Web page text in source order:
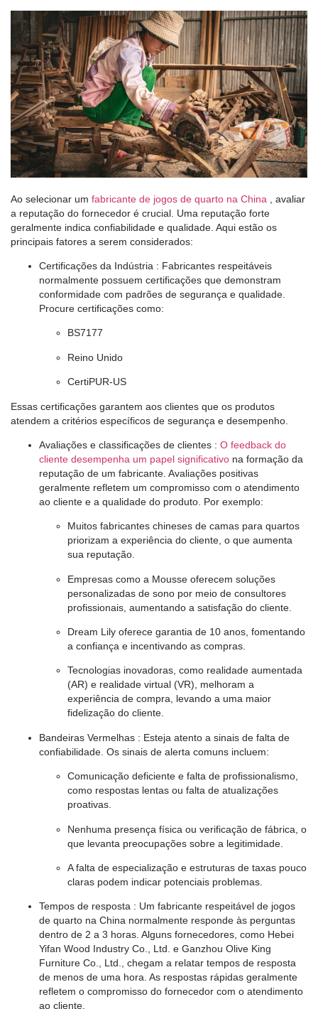
Ao selecionar um fabricante de jogos de quarto na China
, avaliar
a reputação do fornecedor é crucial. Uma reputação forte
geralmente indica confiabilidade e qualidade. Aqui estão os
principais fatores a serem considerados:
Certificações da Indústria : Fabricantes respeitáveis ​​
normalmente possuem certificações que demonstram
conformidade com padrões de segurança e qualidade.
Procure certificações como:
BS7177
Reino Unido
CertiPUR-US
Essas certificações garantem aos clientes que os produtos
atendem a critérios específicos de segurança e desempenho.
Avaliações e classificações de clientes : O feedback do
cliente desempenha um papel significativo na formação da
reputação de um fabricante. Avaliações positivas
geralmente refletem um compromisso com o atendimento
ao cliente e a qualidade do produto. Por exemplo:
Muitos fabricantes chineses de camas para quartos
priorizam a experiência do cliente, o que aumenta
sua reputação.
Empresas como a Mousse oferecem soluções
personalizadas de sono por meio de consultores
profissionais, aumentando a satisfação do cliente.
Dream Lily oferece garantia de 10 anos, fomentando
a confiança e incentivando as compras.
Tecnologias inovadoras, como realidade aumentada
(AR) e realidade virtual (VR), melhoram a
experiência de compra, levando a uma maior
fidelização do cliente.
Bandeiras Vermelhas : Esteja atento a sinais de falta de
confiabilidade. Os sinais de alerta comuns incluem:
Comunicação deficiente e falta de profissionalismo,
como respostas lentas ou falta de atualizações
proativas.
Nenhuma presença física ou verificação de fábrica, o
que levanta preocupações sobre a legitimidade.
A falta de especialização e estruturas de taxas pouco
claras podem indicar potenciais problemas.
Tempos de resposta : Um fabricante respeitável de jogos
de quarto na China normalmente responde às perguntas
dentro de 2 a 3 horas. Alguns fornecedores, como Hebei
Yifan Wood Industry Co., Ltd. e Ganzhou Olive King
Furniture Co., Ltd., chegam a relatar tempos de resposta
de menos de uma hora. As respostas rápidas geralmente
refletem o compromisso do fornecedor com o atendimento
ao cliente.